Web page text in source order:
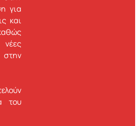
για
και
του